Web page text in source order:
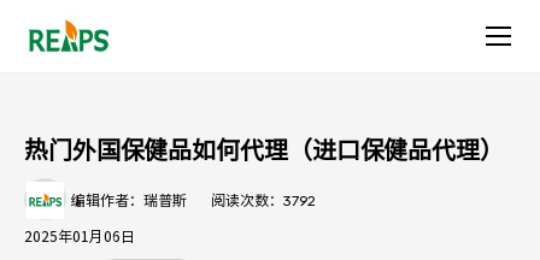
热
保
热门外国保健品如何代理（进口保健品代理）
编辑作者：瑞普斯 阅读次数： 3792
2025年01月06日